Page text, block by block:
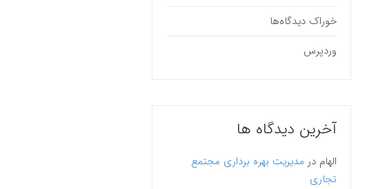
خوراک دیدگاه‌ها
وردپرس
آخرین دیدگاه ها
الهام در مدیریت بهره برداری مجتمع
تجاری